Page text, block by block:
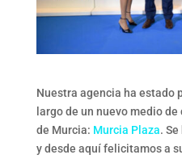
Nuestra agencia ha estado
largo de un nuevo medio
de Murcia: Murcia Plaza.
y desde aquí felicitamos a